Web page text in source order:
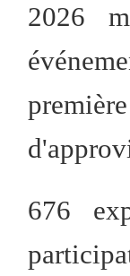
2026
676